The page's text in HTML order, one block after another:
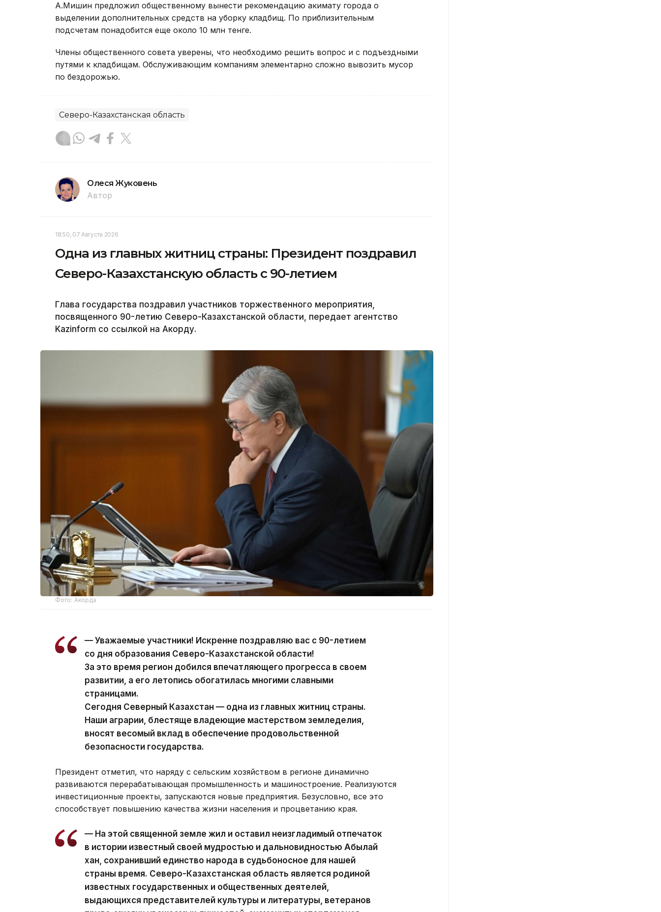
А.Мишин предложил общественному вынести рекомендацию акимату города о
выделении дополнительных средств на уборку кладбищ. По приблизительным
подсчетам понадобится еще около 10 млн тенге.
Члены общественного совета уверены, что необходимо решить вопрос и с подъездными
путями к кладбищам. Обслуживающим компаниям элементарно сложно вывозить мусор
по бездорожью.
Северо-Казахстанская область
Олеся Жуковень
Автор
18:50, 07 Августа 2026
Одна из главных житниц страны: Президент поздравил
Северо-Казахстанскую область с 90-летием
Глава государства поздравил участников торжественного мероприятия,
посвященного 90-летию Северо-Казахстанской области, передает агентство
Kazinform со ссылкой на Акорду.
Фото: Акорда
— Уважаемые участники! Искренне поздравляю вас с 90-летием
со дня образования Северо-Казахстанской области!
За это время регион добился впечатляющего прогресса в своем
развитии, а его летопись обогатилась многими славными
страницами.
Сегодня Северный Казахстан — одна из главных житниц страны.
Наши аграрии, блестяще владеющие мастерством земледелия,
вносят весомый вклад в обеспечение продовольственной
безопасности государства.
Президент отметил, что наряду с сельским хозяйством в регионе динамично
развиваются перерабатывающая промышленность и машиностроение. Реализуются
инвестиционные проекты, запускаются новые предприятия. Безусловно, все это
способствует повышению качества жизни населения и процветанию края.
— На этой священной земле жил и оставил неизгладимый отпечаток
в истории известный своей мудростью и дальновидностью Абылай
хан, сохранивший единство народа в судьбоносное для нашей
страны время. Северо-Казахстанская область является родиной
известных государственных и общественных деятелей,
выдающихся представителей культуры и литературы, ветеранов